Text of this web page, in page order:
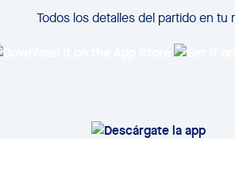
Todos los detalles del partido en tu